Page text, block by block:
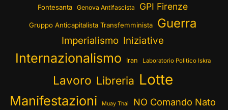
Fontesanta Genova Antifascista GPI Firenze
Gruppo Anticapitalista Transfemminista Guerra
Imperialismo Iniziative
Internazionalismo Iran Laboratorio Politico Iskra
Lavoro Libreria Lotte
Manifestazioni Muay Thai NO Comando Nato